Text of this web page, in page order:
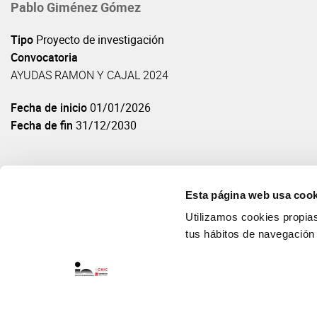
Esta página web usa
Utilizamos cookies
tus hábitos de
Pablo Giménez Gómez
Tipo Proyecto de investigación
Convocatoria
AYUDAS RAMON Y CAJAL 2024
Fecha de inicio 01/01/2026
Fecha de fin 31/12/2030